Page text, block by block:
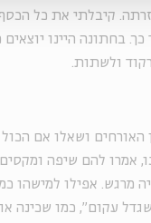
קיבלתי את כל
בחתונה היינו
ולשתות.
האורחים ושאלו אם
אמרו להם שיפה
מרגש. אפילו למישהו
עקום", כמו שכינה